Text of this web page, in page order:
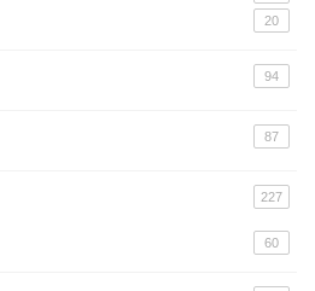
20
94
87
227
60